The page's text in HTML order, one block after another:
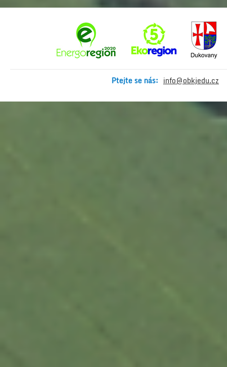
Ptejte se nás: info@obkjedu.cz